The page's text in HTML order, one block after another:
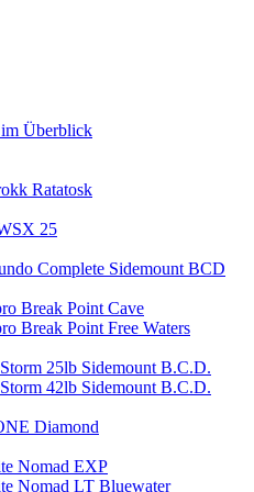
im Überblick
Ratatosk
25
Complete Sidemount BCD
Break Point Cave
Break Point Free Waters
25lb Sidemount B.C.D.
42lb Sidemount B.C.D.
Diamond
Nomad EXP
Nomad LT Bluewater